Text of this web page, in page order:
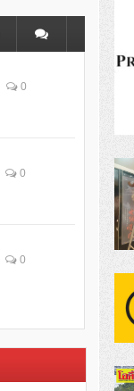
0
0
0